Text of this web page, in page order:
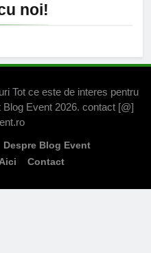
noi!
Tot ce este de interes pentru
Event 2026. contact [@]
Despre Blog Event
Contact